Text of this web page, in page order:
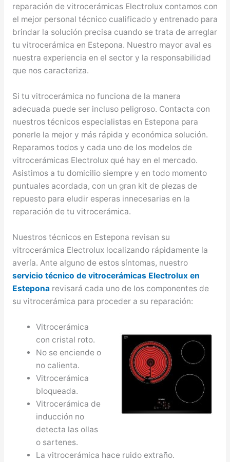
reparación de vitrocerámicas Electrolux contamos con
el mejor personal técnico cualificado y entrenado para
brindar la solución precisa cuando se trata de arreglar
tu vitrocerámica en Estepona. Nuestro mayor aval es
nuestra experiencia en el sector y la responsabilidad
que nos caracteriza.
Si tu vitrocerámica no funciona de la manera
adecuada puede ser incluso peligroso. Contacta con
nuestros técnicos especialistas en Estepona para
ponerle la mejor y más rápida y económica solución.
Reparamos todos y cada uno de los modelos de
vitrocerámicas Electrolux qué hay en el mercado.
Asistimos a tu domicilio siempre y en todo momento
puntuales acordada, con un gran kit de piezas de
repuesto para eludir esperas innecesarias en la
reparación de tu vitrocerámica.
Nuestros técnicos en Estepona revisan su
vitrocerámica Electrolux localizando rápidamente la
avería. Ante alguno de estos síntomas, nuestro
servicio técnico de vitrocerámicas Electrolux en
Esteponarevisará cada uno de los componentes de
su vitrocerámica para proceder a su reparación:
Vitrocerámica
con cristal roto.
No se enciende o
no calienta.
Vitrocerámica
bloqueada.
Vitrocerámica de
inducción no
detecta las ollas
o sartenes.
La vitrocerámica hace ruido extraño.